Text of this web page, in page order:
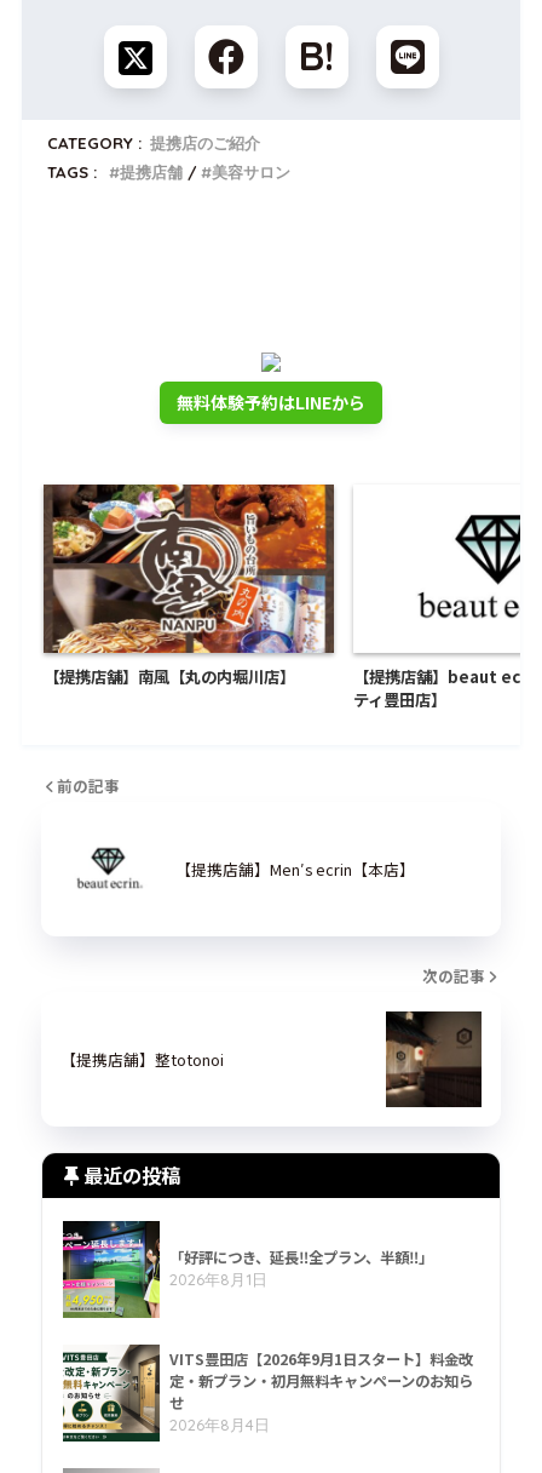
CATEGORY : 提携店のご紹介
TAGS :
提携店舗 美容サロン
無料体験予約はLINEから
【提携店舗】南風【丸の内堀川店】
【提携店舗】beaut
ティ豊田店】
前の記事
【提携店舗】Men′s ecrin【本店】
次の記事
【提携店舗】整totonoi
最近の投稿
「好評につき、延長‼全プラン、半額‼」
2026年8月1日
VITS豊田店【2026年9月1日スタート】料金改
定・新プラン・初月無料キャンペーンのお知ら
せ
2026年8月4日